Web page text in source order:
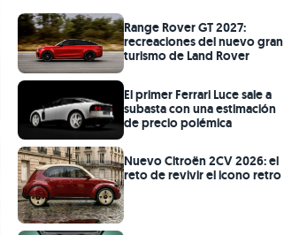
Range Rover GT 2027:
recreaciones del nuevo gran
turismo de Land Rover
El primer Ferrari Luce sale a
subasta con una estimación
de precio polémica
Nuevo Citroën 2CV 2026: el
reto de revivir el icono retro